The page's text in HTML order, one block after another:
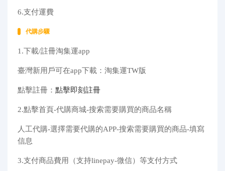
6.支付運費
代購步驟
1.下載/註冊淘集運app
臺灣新用戶可在app下載：淘集運TW版
點擊註冊： 點擊即刻註冊
2.點擊首頁-代購商城-搜索需要購買的商品名稱
人工代購-選擇需要代購的APP-搜索需要購買的商品-填寫
信息
3.支付商品費用（支持linepay-微信）等支付方式